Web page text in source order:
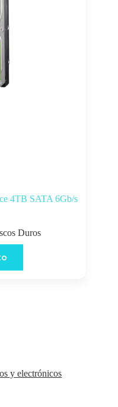
4TB SATA 6Gb/s
Duros
y electrónicos